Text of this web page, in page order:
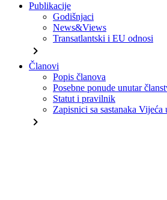
Publikacije
Godišnjaci
News&Views
Transatlantski i EU odnosi
chevron_right
Članovi
Popis članova
Posebne ponude unutar
Statut i pravilnik
Zapisnici sa sastanaka Vijeća
chevron_right